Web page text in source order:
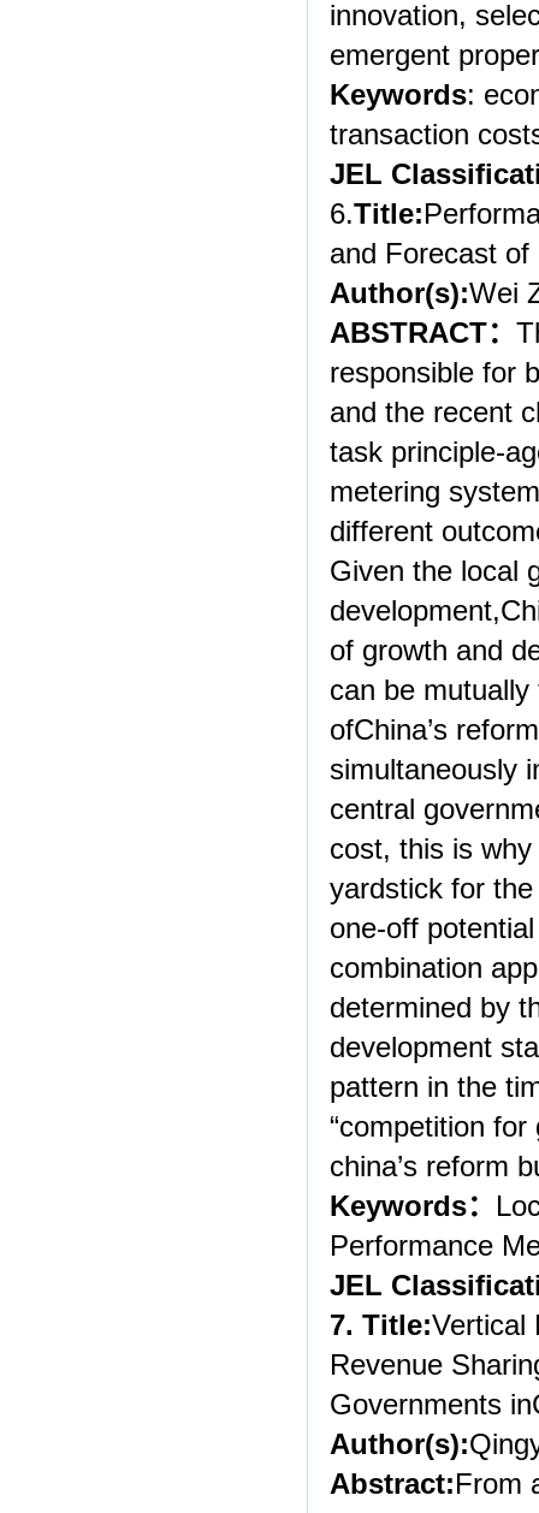
innovation,
emergent
Keywords:
transaction
JEL
6.Title:
and Forecast of
Author(s):Wei
ABSTRACT：
responsible for
and the recent
task principle-
metering
different
Given the local
of growth and
can be
ofChina’s
simultaneously
central
cost, this is
yardstick for
one-off
combination
determined by
development
pattern in the
“competition
china’s reform
Keywords：
Performance
JEL
7. Title:Vertical
Revenue
Governments
Author(s):
Abstract:From